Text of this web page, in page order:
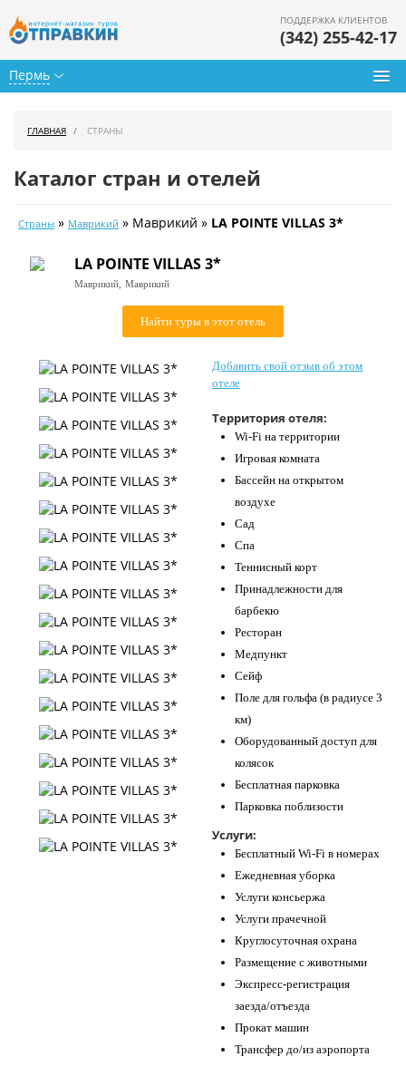
Пермь
ПОДДЕРЖКА КЛИЕНТОВ
(342) 255-42-17
Календарь туров
Цены дня
О нас
Контакты
ГЛАВНАЯ СТРАНЫ
Каталог стран и отелей
Страны » Маврикий » Маврикий » LA POINTE VILLAS 3*
LA POINTE VILLAS 3*
Маврикий, Маврикий
Найти туры в этот отель
Добавить свой отзыв об этом
отеле
Территория отеля:
Wi-Fi на территории
Игровая комната
Бассейн на открытом
воздухе
Сад
Спа
Теннисный корт
Принадлежности для
барбекю
Ресторан
Медпункт
Сейф
Поле для гольфа (в радиусе 3
км)
Оборудованный доступ для
колясок
Бесплатная парковка
Парковка поблизости
Услуги:
Бесплатный Wi-Fi в номерах
Ежедневная уборка
Услуги консьержа
Услуги прачечной
Круглосуточная охрана
Размещение с животными
Экспресс-регистрация
заезда/отъезда
Прокат машин
Трансфер до/из аэропорта